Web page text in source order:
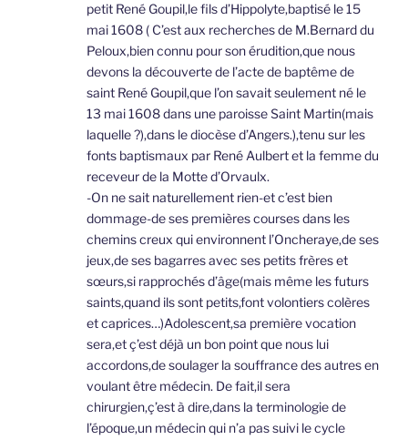
petit René Goupil,le fils d’Hippolyte,baptisé le 15
mai 1608 ( C’est aux recherches de M.Bernard du
Peloux,bien connu pour son érudition,que nous
devons la découverte de l’acte de baptême de
saint René Goupil,que l’on savait seulement né le
13 mai 1608 dans une paroisse Saint Martin(mais
laquelle ?),dans le diocèse d’Angers.),tenu sur les
fonts baptismaux par René Aulbert et la femme du
receveur de la Motte d’Orvaulx.
-On ne sait naturellement rien-et c’est bien
dommage-de ses premières courses dans les
chemins creux qui environnent l’Oncheraye,de ses
jeux,de ses bagarres avec ses petits frères et
sœurs,si rapprochés d’âge(mais même les futurs
saints,quand ils sont petits,font volontiers colères
et caprices…)Adolescent,sa première vocation
sera,et ç’est déjà un bon point que nous lui
accordons,de soulager la souffrance des autres en
voulant être médecin. De fait,il sera
chirurgien,ç’est à dire,dans la terminologie de
l’époque,un médecin qui n’a pas suivi le cycle